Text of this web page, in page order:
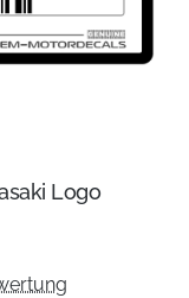
Logo